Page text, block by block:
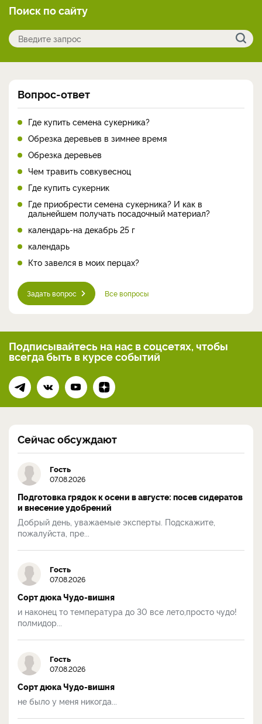
Поиск по сайту
Вопрос-ответ
Где купить семена сукерника?
Обрезка деревьев в зимнее время
Обрезка деревьев
Чем травить совкувесноц
Где купить сукерник
Где приобрести семена сукерника? И как в
дальнейшем получать посадочный материал?
календарь-на декабрь 25 г
календарь
Кто завелся в моих перцах?
Задать вопрос Все вопросы
Подписывайтесь на нас в соцсетях, чтобы
всегдабыть в курсе событий
Сейчас обсуждают
Гость
07.08.2026
Подготовка грядок к осени в августе: посев сидератов
и внесение удобрений
Добрый день, уважаемые эксперты. Подскажите,
пожалуйста, пре...
Гость
07.08.2026
Сорт дюка Чудо-вишня
и наконец то температура до 30 все лето,просто чудо!
полмидор...
Гость
07.08.2026
Сорт дюка Чудо-вишня
не было у меня никогда...